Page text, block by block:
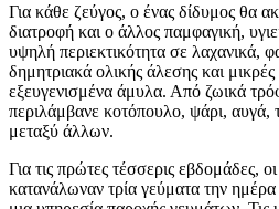
Για κάθε ζεύγος, ο ένας δίδυμος θα
διατροφή και ο άλλος παμφαγική,
υψηλή περιεκτικότητα σε λαχανικά,
δημητριακά ολικής άλεσης και
εξευγενισμένα άμυλα. Από ζωικά
περιλάμβανε κοτόπουλο, ψάρι, αυγά,
μεταξύ άλλων.
Για τις πρώτες τέσσερις εβδομάδες,
κατανάλωναν τρία γεύματα την ημέρα